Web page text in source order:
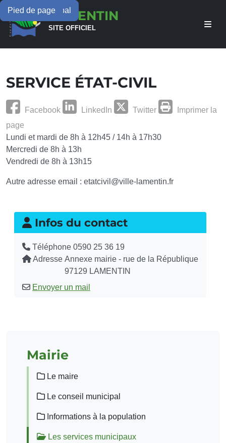
Menu principal
Contenu principal
Pied de pageLAMENTIN
SITE OFFICIEL
SERVICE ÉTAT-CIVIL
Facebook LinkedIn Twitter
Imprimer la
page
Lundi et mardi de 8h à 12h45 / 14h à 17h30
Mercredi de 8h à 13h
Vendredi de 8h à 13h15
Autre adresse email : etatcivil@ville-lamentin.fr
Infos du contact
Téléphone 0590 25 36 19
Adresse Annexe mairie - rue de la République
97129 LAMENTIN
Envoyer un mail
Mairie
Le maire
Le conseil municipal
Informations à la population
Les services municipaux